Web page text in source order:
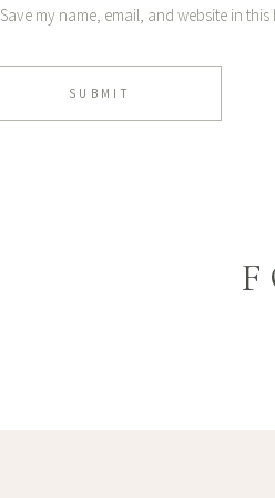
Save my name, email, and website in
SUBMIT